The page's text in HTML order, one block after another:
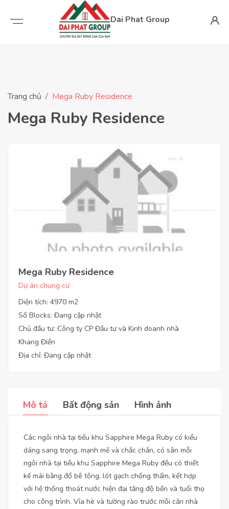
Dai Phat Group
Trang chủ Mega Ruby Residence
Mega Ruby Residence
Mega Ruby Residence
Dự án chung cư
Diện tích: 4970 m2
Số Blocks: Đang cập nhật
Chủ đầu tư: Công ty CP Đầu tư và Kinh doanh nhà
Khang Điền
Địa chỉ: Đang cập nhật
Mô tả Bất động sản Hình ảnh
Các ngôi nhà tại tiểu khu Sapphire Mega Ruby có kiểu
dáng sang trọng, mạnh mẽ và chắc chắn, có sân mỗi
ngôi nhà tại tiểu khu Sapphire Mega Ruby đều có thiết
kế mái bằng đổ bê tông, lót gạch chống thấm, kết hợp
với hệ thống thoát nước hiện đại tăng độ bền và tuổi thọ
cho công trình. Vỉa hè và tường rào trước mỗi căn nhà